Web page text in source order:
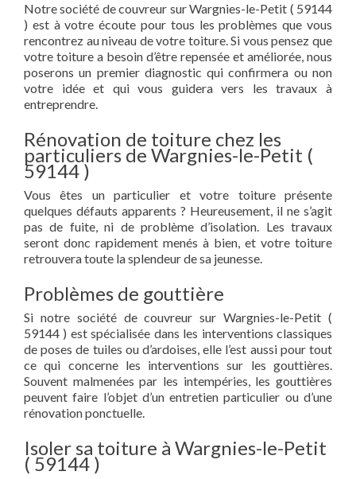
Notre société de couvreur sur Wargnies-le-Petit ( 59144
) est à votre écoute pour tous les problèmes que vous
rencontrez au niveau de votre toiture. Si vous pensez que
votre toiture a besoin d’être repensée et améliorée, nous
poserons un premier diagnostic qui confirmera ou non
votre idée et qui vous guidera vers les travaux à
entreprendre.
Rénovation de toiture chez les
particuliers de Wargnies-le-Petit (
59144 )
Vous êtes un particulier et votre toiture présente
quelques défauts apparents ? Heureusement, il ne s’agit
pas de fuite, ni de problème d’isolation. Les travaux
seront donc rapidement menés à bien, et votre toiture
retrouvera toute la splendeur de sa jeunesse.
Problèmes de gouttière
Si notre société de couvreur sur Wargnies-le-Petit (
59144 ) est spécialisée dans les interventions classiques
de poses de tuiles ou d’ardoises, elle l’est aussi pour tout
ce qui concerne les interventions sur les gouttières.
Souvent malmenées par les intempéries, les gouttières
peuvent faire l’objet d’un entretien particulier ou d’une
rénovation ponctuelle.
Isoler sa toiture à Wargnies-le-Petit
( 59144 )